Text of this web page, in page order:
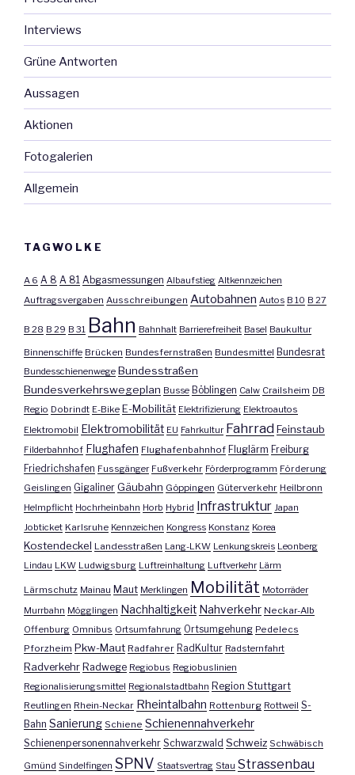
Interviews
Grüne Antworten
Aussagen
Aktionen
Fotogalerien
Allgemein
TAGWOLKE
A 6 A 8 A 81 Abgasmessungen Albaufstieg Altkennzeichen
Auftragsvergaben Ausschreibungen Autobahnen Autos B 10 B 27
B 28 B 29 B 31 Bahn Bahnhalt Barrierefreiheit Basel Baukultur
Binnenschiffe Brücken Bundesfernstraßen Bundesmittel Bundesrat
Bundesschienenwege Bundesstraßen
Bundesverkehrswegeplan Busse Böblingen Calw Crailsheim DB
Regio Dobrindt E-Bike E-Mobilität Elektrifizierung Elektroautos
Elektromobil Elektromobilität EU Fahrkultur FahrradFeinstaub
Filderbahnhof Flughafen Flughafenbahnhof Fluglärm Freiburg
Friedrichshafen Fussgänger Fußverkehr Förderprogramm Förderung
Geislingen Gigaliner Gäubahn Göppingen Güterverkehr Heilbronn
Helmpflicht Hochrheinbahn Horb Hybrid Infrastruktur Japan
Jobticket Karlsruhe Kennzeichen Kongress Konstanz Korea
Kostendeckel Landesstraßen Lang-LKW Lenkungskreis Leonberg
Lindau LKW Ludwigsburg Luftreinhaltung Luftverkehr Lärm
Lärmschutz Mainau Maut Merklingen Mobilität Motorräder
Murrbahn Mögglingen Nachhaltigkeit Nahverkehr Neckar-Alb
Offenburg Omnibus Ortsumfahrung Ortsumgehung Pedelecs
Pforzheim Pkw-Maut Radfahrer RadKultur Radsternfahrt
Radverkehr Radwege Regiobus Regiobuslinien
Regionalisierungsmittel Regionalstadtbahn Region Stuttgart
Reutlingen Rhein-Neckar Rheintalbahn Rottenburg Rottweil S-
Bahn Sanierung Schiene Schienennahverkehr
Schienenpersonennahverkehr Schwarzwald Schweiz Schwäbisch
Gmünd Sindelfingen SPNV Staatsvertrag Stau Strassenbau